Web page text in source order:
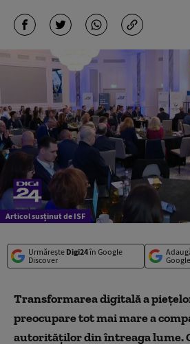
Articol susținut de ISF
Urmărește Digi24în Google
Discover
Google
Transformarea digitală a
preocupare tot mai mare a
autorităților din întreaga lume.